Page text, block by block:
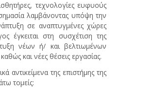
τεχνολογίες ευφυούς
λαμβάνοντας υπόψη την
σε αναπτυγμένες χώρες
έγκειται στη συσχέτιση της
νέων ή/ και βελτιωμένων
και νέες θέσεις εργασίας.
αντικείμενα της επιστήμης της
τομείς: